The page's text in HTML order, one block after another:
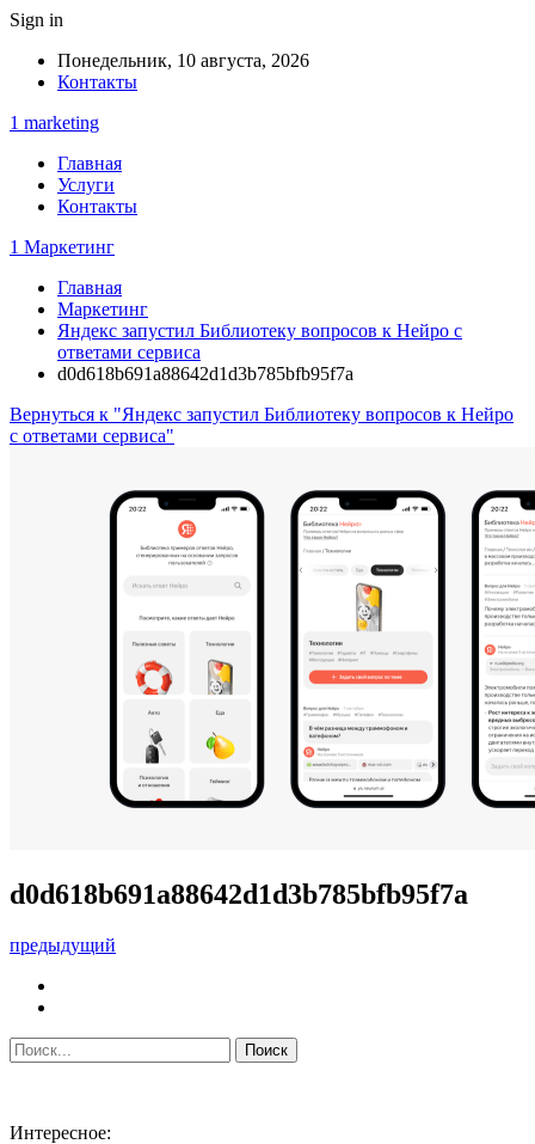
Sign in
Понедельник, 10 августа, 2026
Контакты
1 marketing
Главная
Услуги
Контакты
1 Маркетинг
Главная
Маркетинг
Яндекс запустил Библиотеку вопросов к Нейро с
ответами сервиса
d0d618b691a88642d1d3b785bfb95f7a
Вернуться к "Яндекс запустил Библиотеку вопросов к Нейро
с ответами сервиса"
d0d618b691a88642d1d3b785bfb95f7a
предыдущий
Интересное: